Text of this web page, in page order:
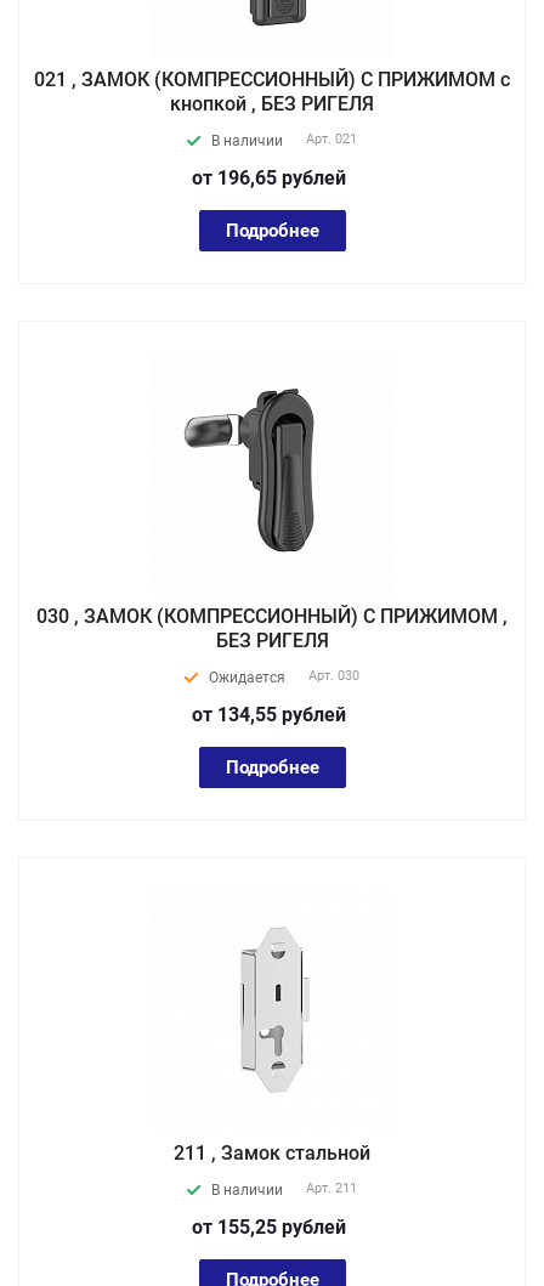
021 , ЗАМОК (КОМПРЕССИОННЫЙ) С ПРИЖИМОМ с
кнопкой , БЕЗ РИГЕЛЯ
В наличии Арт. 021
от 196,65 рублей
Подробнее
030 , ЗАМОК (КОМПРЕССИОННЫЙ) С ПРИЖИМОМ ,
БЕЗ РИГЕЛЯ
Ожидается Арт. 030
от 134,55 рублей
Подробнее
211 , Замок стальной
В наличии Арт. 211
от 155,25 рублей
Подробнее